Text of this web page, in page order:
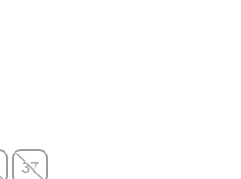
37